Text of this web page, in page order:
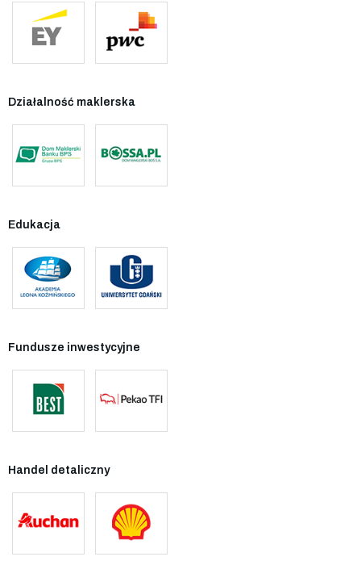
Działalność maklerska
Edukacja
Fundusze inwestycyjne
Handel detaliczny